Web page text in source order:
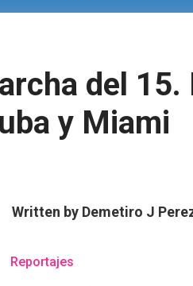
del
y Miami
Written by Demetiro J
Reportajes